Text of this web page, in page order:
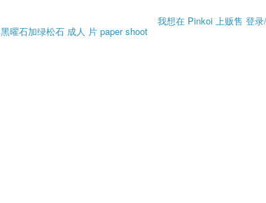
黑曜石加绿松石 成人 片 paper shoot
我想在 Pinkoi 上贩售 登